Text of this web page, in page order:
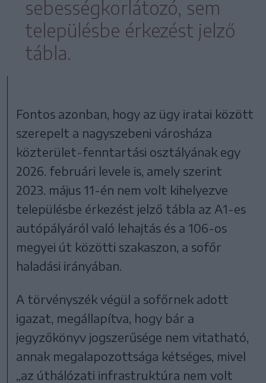
sebességkorlátozó, sem
településbe érkezést jelző
tábla.
Fontos azonban, hogy az ügy iratai között
szerepelt a nagyszebeni városháza
közterület-fenntartási osztályának egy
2026. februári levele is, amely szerint
2023. május 11-én nem volt kihelyezve
településbe érkezést jelző tábla az A1-es
autópályáról való lehajtás és a 106-os
megyei út közötti szakaszon, a sofőr
haladási irányában.
A törvényszék végül a sofőrnek adott
igazat, megállapítva, hogy bár a
jegyzőkönyv jogszerűsége nem vitatható,
annak megalapozottsága kétséges, mivel
„az úthálózati infrastruktúra nem volt